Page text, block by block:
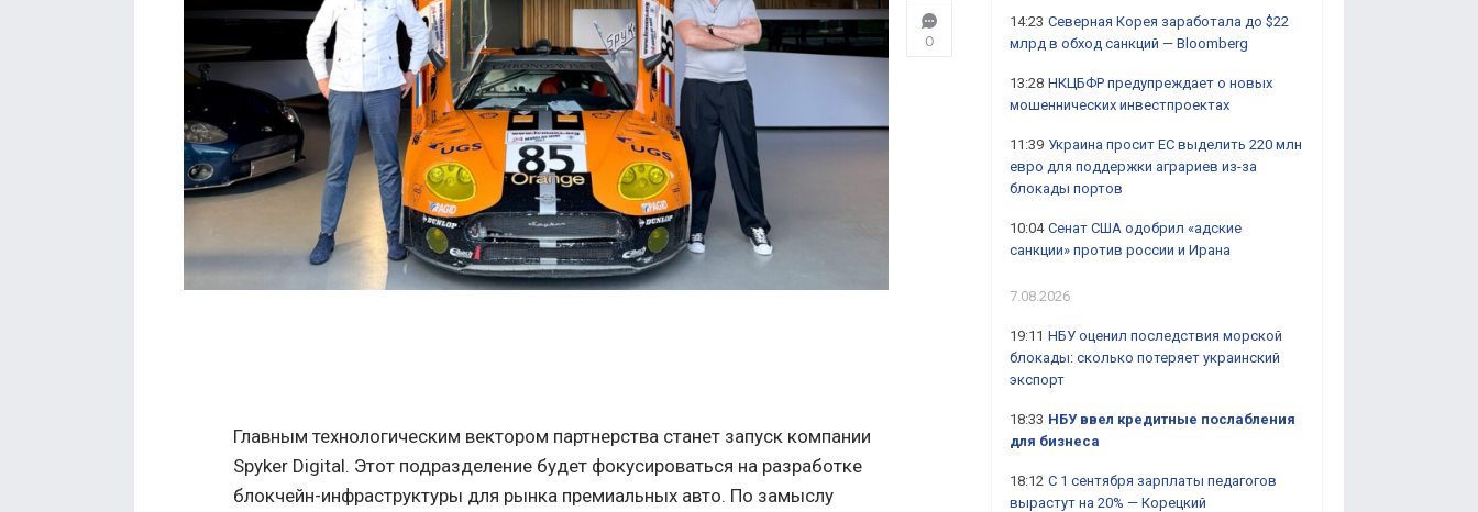
0
Главным технологическим вектором партнерства станет запуск компании
Spyker Digital. Этот подразделение будет фокусироваться на разработке
блокчейн-инфраструктуры для рынка премиальных авто. По замыслу
14:23 Северная Корея заработала до $22
млрд в обход санкций — Bloomberg
13:28 НКЦБФР предупреждает о новых
мошеннических инвестпроектах
11:39 Украина просит ЕС выделить 220 млн
евро для поддержки аграриев из-за
блокады портов
10:04 Сенат США одобрил «адские
санкции» против россии и Ирана
7.08.2026
19:11 НБУ оценил последствия морской
блокады: сколько потеряет украинский
экспорт
18:33 НБУ ввел кредитные послабления
для бизнеса
18:12 С 1 сентября зарплаты педагогов
вырастут на 20% — Корецкий